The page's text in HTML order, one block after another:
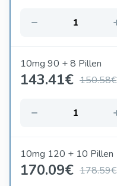
10mg 90 + 8 Pillen
143.41€ 150.58€
10mg 120 + 10 Pillen
170.09€ 178.59€